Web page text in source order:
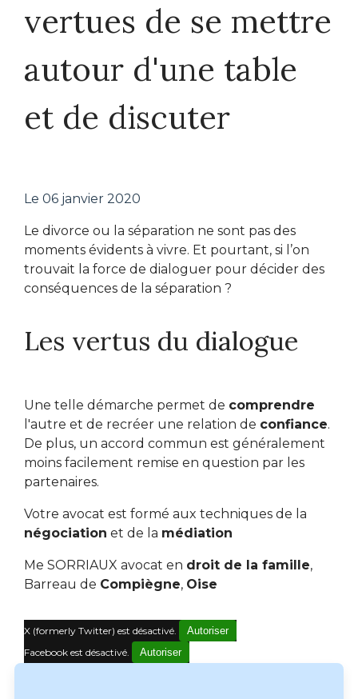
vertues de se mettre
autour d'une table
et de discuter
Le 06 janvier 2020
Le divorce ou la séparation ne sont pas des
moments évidents à vivre. Et pourtant, si l’on
trouvait la force de dialoguer pour décider des
conséquences de la séparation ?
Les vertus du dialogue
Une telle démarche permet de comprendre
l'autre et de recréer une relation de confiance.
De plus, un accord commun est généralement
moins facilement remise en question par les
partenaires.
Votre avocat est formé aux techniques de la
négociation et de la médiation
Me SORRIAUX avocat en droit de la famille,
Barreau de Compiègne, Oise
X (formerly Twitter) est désactivé.
Autoriser
Facebook est désactivé.
Autoriser